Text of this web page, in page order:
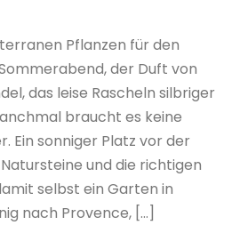
Pflanzen für den
der Duft von
das leise Rascheln silbriger
braucht es keine
Ein sonniger Platz vor der
und die richtigen
selbst ein Garten in
nach Provence, […]